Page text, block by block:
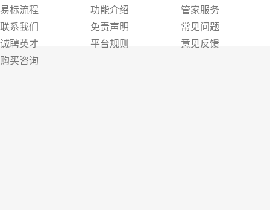
易标流程
联系我们
诚聘英才
购买咨询
功能介绍
免责声明
平台规则
管家服务
常见问题
意见反馈